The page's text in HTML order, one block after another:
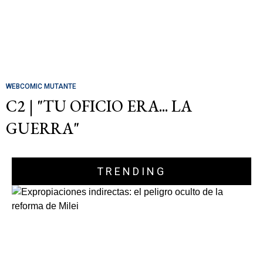
WEBCOMIC MUTANTE
C2 | "TU OFICIO ERA... LA
GUERRA"
TRENDING